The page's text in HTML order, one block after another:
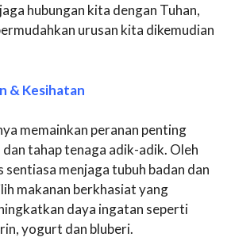
hubungan kita dengan Tuhan,
urusan kita dikemudian
& Kesihatan
memainkan peranan penting
tahap tenaga adik-adik. Oleh
menjaga tubuh badan dan
makanan berkhasiat yang
daya ingatan seperti
yogurt dan bluberi.